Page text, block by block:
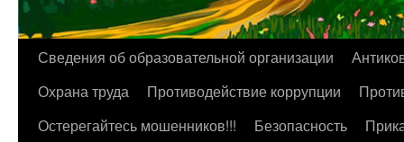
Перейти
содержимому
Сведения об образовательной организации
Охрана труда
Противодействие коррупции
Остерегайтесь мошенников!!!
Безопасность